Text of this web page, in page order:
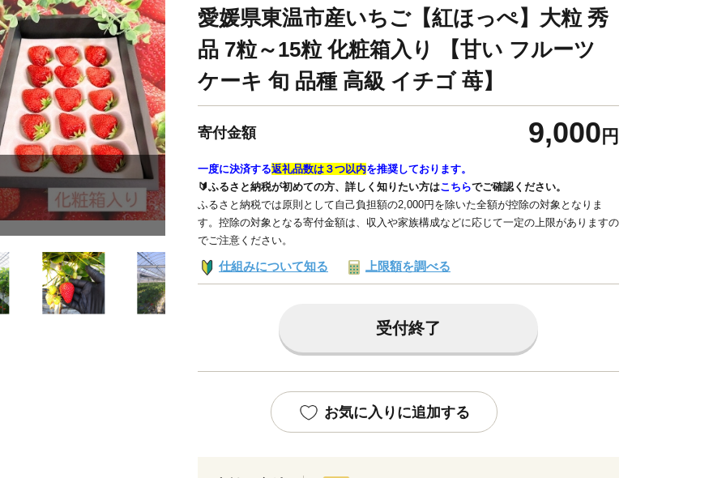
愛媛県東温市産いちご【紅ほっぺ】大粒 秀
品 7粒～15粒 化粧箱入り 【甘い フルーツ
ケーキ 旬 品種 高級 イチゴ 苺】
寄付金額 9,000 円
一度に決済する返礼品数は３つ以内を推奨しております。
🔰ふるさと納税が初めての方、詳しく知りたい方はこちらでご確認ください。
ふるさと納税では原則として自己負担額の2,000円を除いた全額が控除の対象となりま
す。控除の対象となる寄付金額は、収入や家族構成などに応じて一定の上限がありますの
でご注意ください。
仕組みについて知る 上限額を調べる
受付終了
お気に入りに追加する